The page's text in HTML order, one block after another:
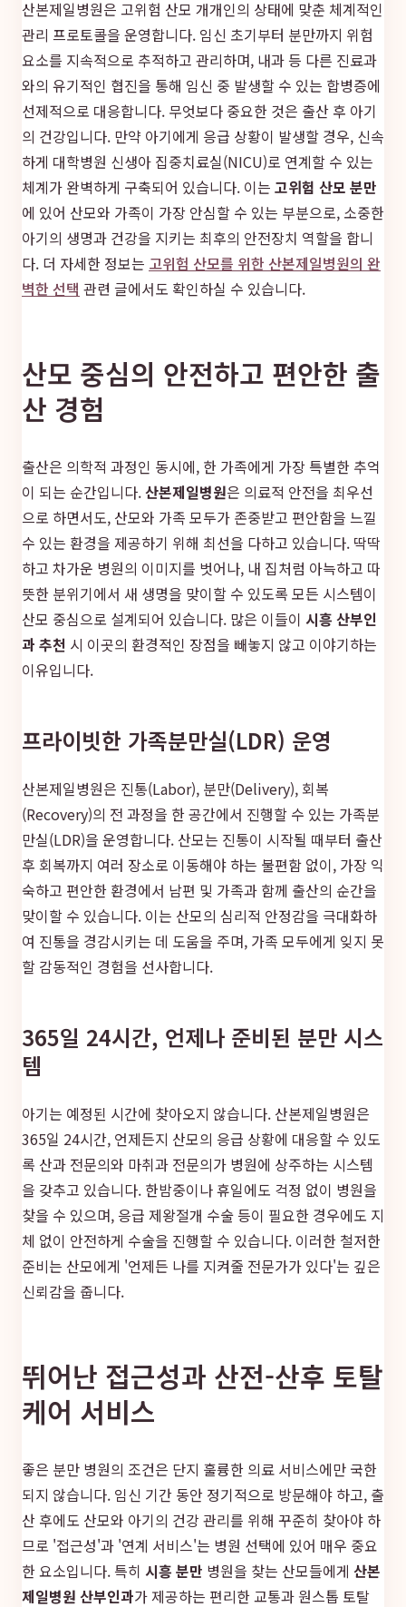
산본제일병원은 고위험 산모 개개인의 상태에 맞춘 체계적인
관리 프로토콜을 운영합니다. 임신 초기부터 분만까지 위험
요소를 지속적으로 추적하고 관리하며, 내과 등 다른 진료과
와의 유기적인 협진을 통해 임신 중 발생할 수 있는 합병증에
선제적으로 대응합니다. 무엇보다 중요한 것은 출산 후 아기
의 건강입니다. 만약 아기에게 응급 상황이 발생할 경우, 신속
하게 대학병원 신생아 집중치료실(NICU)로 연계할 수 있는
체계가 완벽하게 구축되어 있습니다. 이는 고위험 산모 분만
에 있어 산모와 가족이 가장 안심할 수 있는 부분으로, 소중한
아기의 생명과 건강을 지키는 최후의 안전장치 역할을 합니
다. 더 자세한 정보는 고위험 산모를 위한 산본제일병원의 완
벽한 선택 관련 글에서도 확인하실 수 있습니다.
산모 중심의 안전하고 편안한 출
산 경험
출산은 의학적 과정인 동시에, 한 가족에게 가장 특별한 추억
이 되는 순간입니다.산본제일병원은 의료적 안전을 최우선
으로 하면서도, 산모와 가족 모두가 존중받고 편안함을 느낄
수 있는 환경을 제공하기 위해 최선을 다하고 있습니다. 딱딱
하고 차가운 병원의 이미지를 벗어나, 내 집처럼 아늑하고 따
뜻한 분위기에서 새 생명을 맞이할 수 있도록 모든 시스템이
산모 중심으로 설계되어 있습니다. 많은 이들이 시흥 산부인
과 추천 시 이곳의 환경적인 장점을 빼놓지 않고 이야기하는
이유입니다.
프라이빗한 가족분만실(LDR) 운영
산본제일병원은 진통(Labor), 분만(Delivery), 회복
(Recovery)의 전 과정을 한 공간에서 진행할 수 있는 가족분
만실(LDR)을 운영합니다. 산모는 진통이 시작될 때부터 출산
후 회복까지 여러 장소로 이동해야 하는 불편함 없이, 가장 익
숙하고 편안한 환경에서 남편 및 가족과 함께 출산의 순간을
맞이할 수 있습니다. 이는 산모의 심리적 안정감을 극대화하
여 진통을 경감시키는 데 도움을 주며, 가족 모두에게 잊지 못
할 감동적인 경험을 선사합니다.
365일 24시간, 언제나 준비된 분만 시스
템
아기는 예정된 시간에 찾아오지 않습니다. 산본제일병원은
365일 24시간, 언제든지 산모의 응급 상황에 대응할 수 있도
록 산과 전문의와 마취과 전문의가 병원에 상주하는 시스템
을 갖추고 있습니다. 한밤중이나 휴일에도 걱정 없이 병원을
찾을 수 있으며, 응급 제왕절개 수술 등이 필요한 경우에도 지
체 없이 안전하게 수술을 진행할 수 있습니다. 이러한 철저한
준비는 산모에게 '언제든 나를 지켜줄 전문가가 있다'는 깊은
신뢰감을 줍니다.
뛰어난 접근성과 산전-산후 토탈
케어 서비스
좋은 분만 병원의 조건은 단지 훌륭한 의료 서비스에만 국한
되지 않습니다. 임신 기간 동안 정기적으로 방문해야 하고, 출
산 후에도 산모와 아기의 건강 관리를 위해 꾸준히 찾아야 하
므로 '접근성'과 '연계 서비스'는 병원 선택에 있어 매우 중요
한 요소입니다. 특히 시흥 분만 병원을 찾는 산모들에게 산본
제일병원 산부인과가 제공하는 편리한 교통과 원스톱 토탈